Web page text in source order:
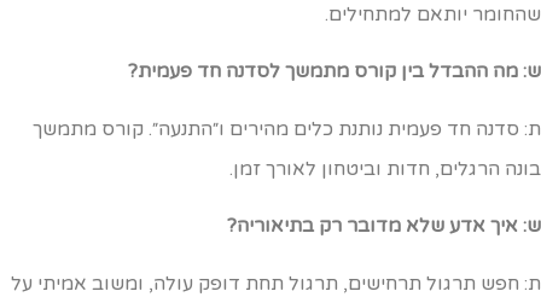
יותאם למתחילים.
מה ההבדל בין קורס מתמשך לסדנה חד פעמית?
סדנה חד פעמית נותנת כלים מהירים ו״התנעה״. קורס מתמשך
הרגלים, חדות וביטחון לאורך זמן.
איך אדע שלא מדובר רק בתיאוריה?
חפש תרגול תרחישים, תרגול תחת דופק עולה, ומשוב אמיתי על